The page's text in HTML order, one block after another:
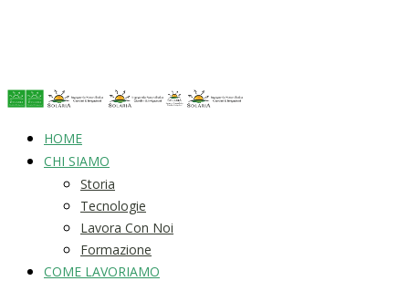
HOME
CHI SIAMO
Storia
Tecnologie
Lavora Con Noi
Formazione
COME LAVORIAMO